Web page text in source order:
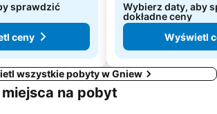
sprawdzić
ceny
Wybierz daty, aby
dokładne ceny
Wyświetl
wszystkie pobyty w Gniew
na pobyt